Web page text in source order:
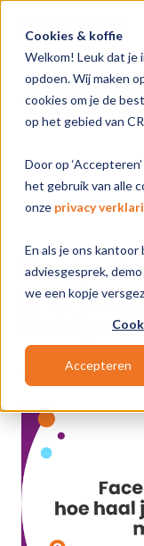
Cookies & koffie
Welkom! Leuk dat je
opdoen. Wij maken
cookies om je de
op het gebied van
Door op
het gebruik van alle
onze privacy
En als je ons
adviesgesprek,
we een kopje
Accepteren
HubSpot
Insights
je er het
HubSpot?
Floris van